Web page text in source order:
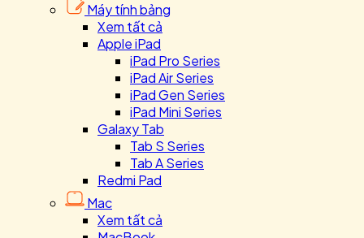
Máy tính bảng
Xem tất cả
Apple iPad
iPad Pro Series
iPad Air Series
iPad Gen Series
iPad Mini Series
Galaxy Tab
Tab S Series
Tab A Series
Redmi Pad
Mac
Xem tất cả